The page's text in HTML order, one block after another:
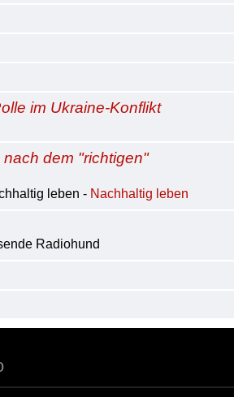
im Ukraine-Konflikt
dem "richtigen"
leben - Nachhaltig leben
Radiohund